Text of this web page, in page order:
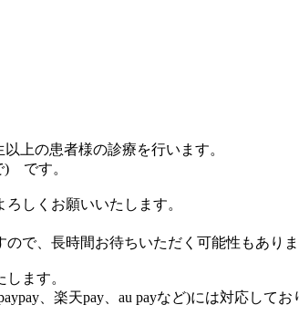
上の患者様の診療を行います。
) です。
しくお願いいたします。
で、長時間お待ちいただく可能性もあり
ます。
、楽天pay、au payなど)には対応してお